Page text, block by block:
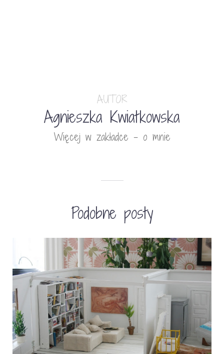
AUTOR
Agnieszka Kwiatkowska
Więcej w zakładce - o mnie
Podobne posty